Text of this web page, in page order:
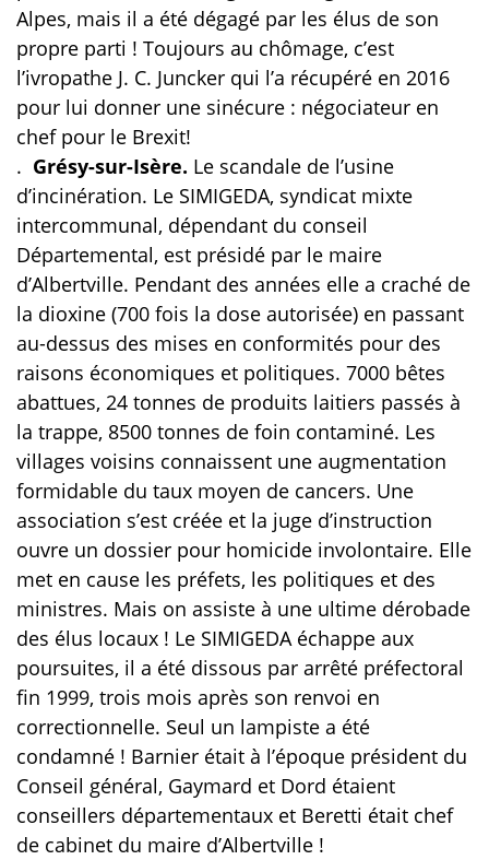
Alpes, mais il a été dégagé par les élus de son
propre parti ! Toujours au chômage, c’est
l’ivropathe J. C. Juncker qui l’a récupéré en 2016
pour lui donner une sinécure : négociateur en
chef pour le Brexit!
. Grésy-sur-Isère. Le scandale de l’usine
d’incinération. Le SIMIGEDA, syndicat mixte
intercommunal, dépendant du conseil
Départemental, est présidé par le maire
d’Albertville. Pendant des années elle a craché de
la dioxine (700 fois la dose autorisée) en passant
au-dessus des mises en conformités pour des
raisons économiques et politiques. 7000 bêtes
abattues, 24 tonnes de produits laitiers passés à
la trappe, 8500 tonnes de foin contaminé. Les
villages voisins connaissent une augmentation
formidable du taux moyen de cancers. Une
association s’est créée et la juge d’instruction
ouvre un dossier pour homicide involontaire. Elle
met en cause les préfets, les politiques et des
ministres. Mais on assiste à une ultime dérobade
des élus locaux ! Le SIMIGEDA échappe aux
poursuites, il a été dissous par arrêté préfectoral
fin 1999, trois mois après son renvoi en
correctionnelle. Seul un lampiste a été
condamné ! Barnier était à l’époque président du
Conseil général, Gaymard et Dord étaient
conseillers départementaux et Beretti était chef
de cabinet du maire d’Albertville !